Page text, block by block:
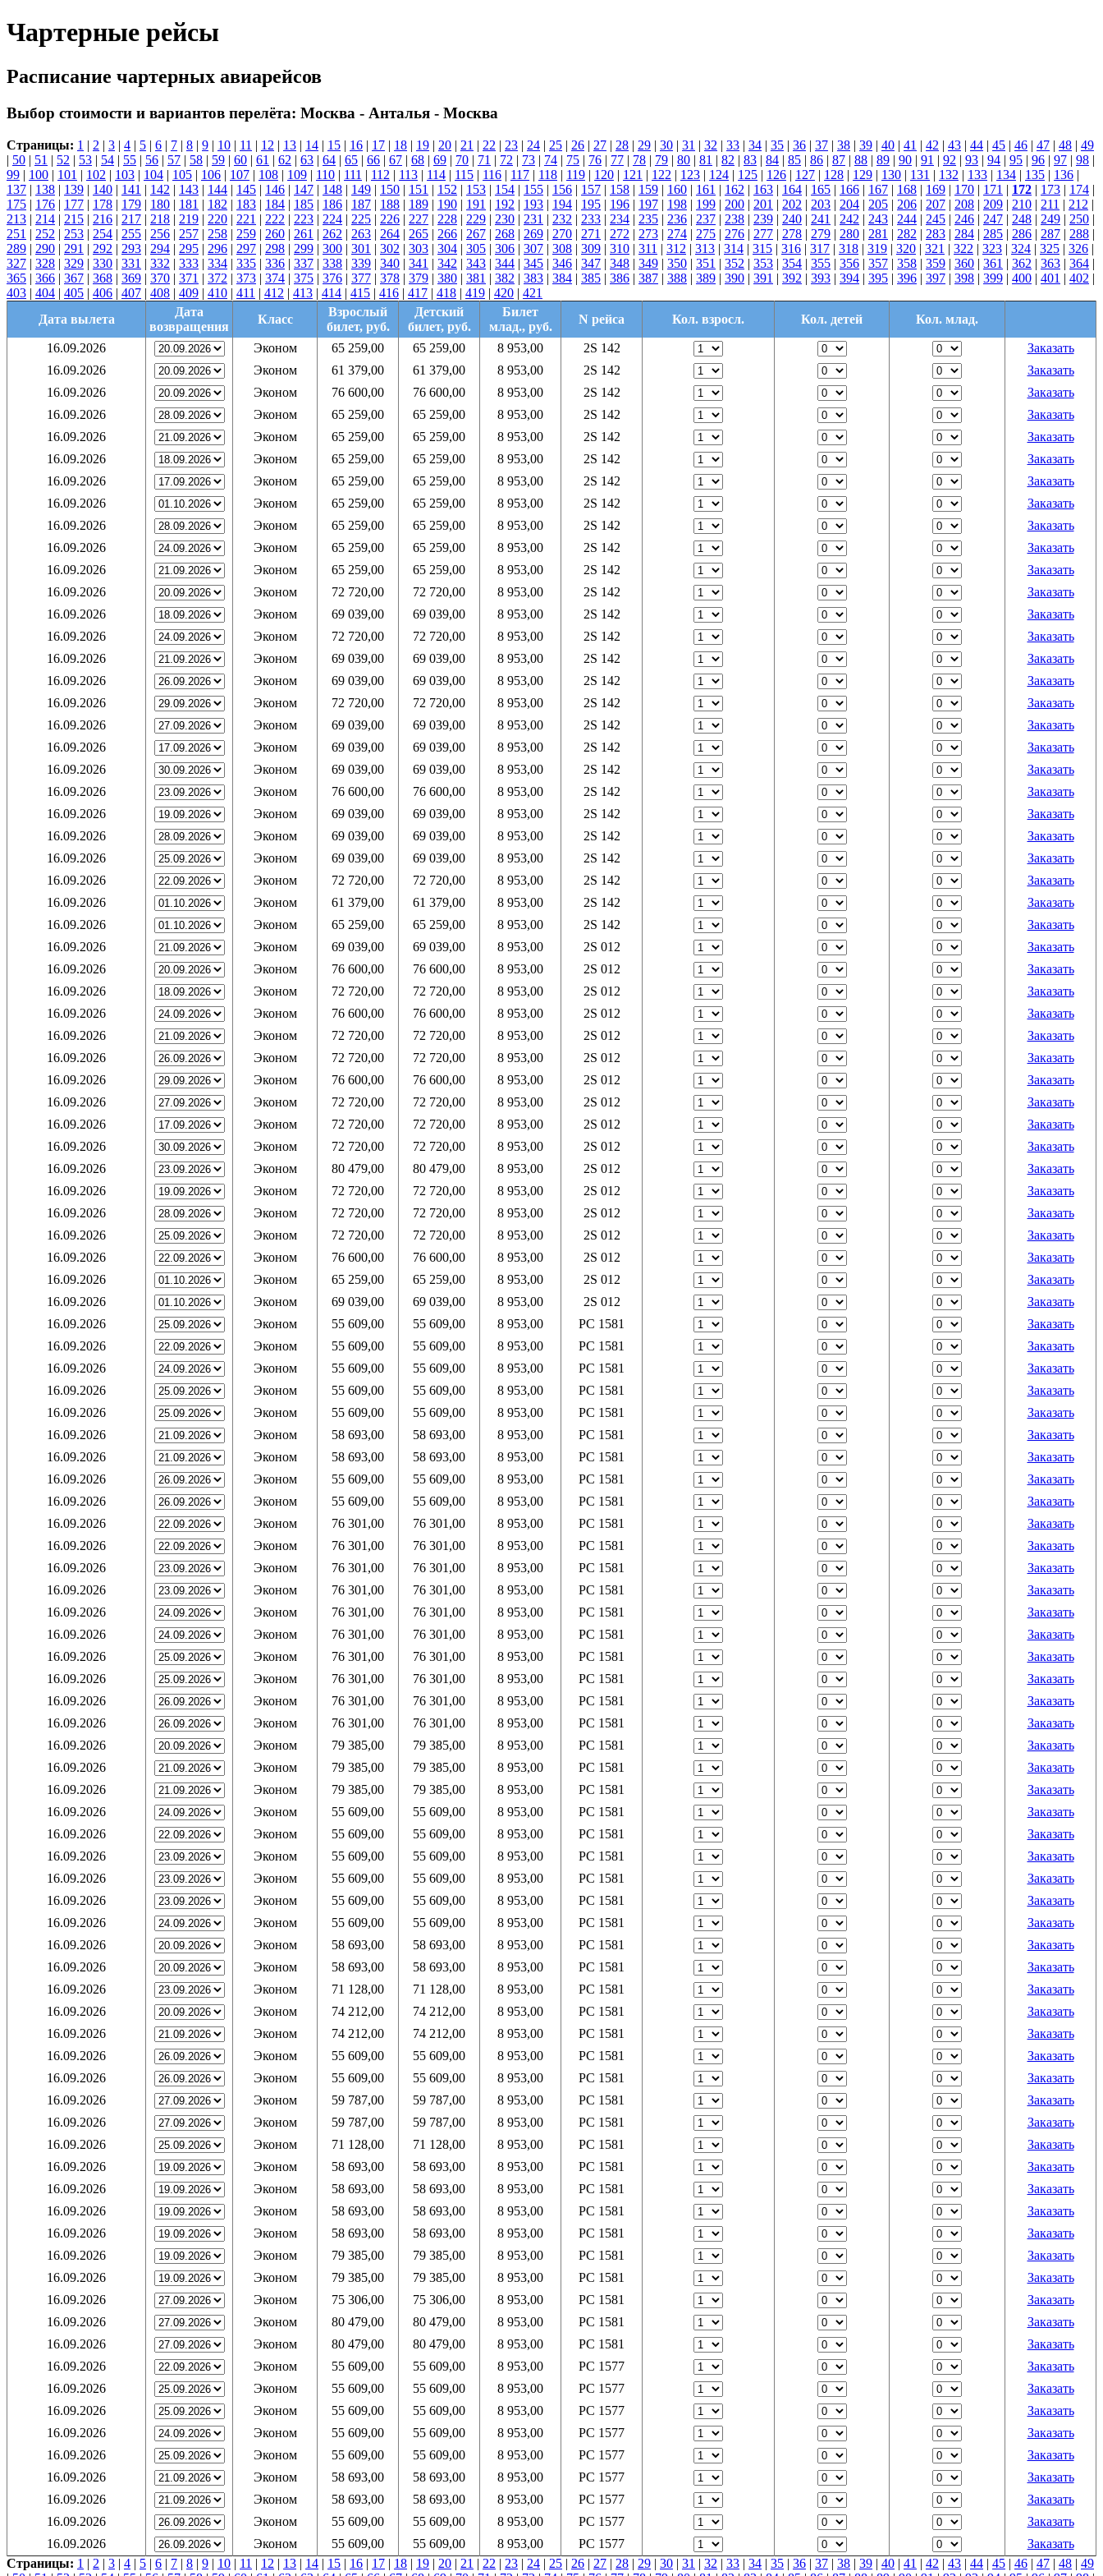
Чартерные рейсы
Расписание чартерных авиарейсов
Выбор стоимости и вариантов перелёта: Москва - Анталья - Москва
Страницы: 1 | 2 | 3 | 4 | 5 | 6 | 7 | 8 | 9 | 10 | 11 | 12 | 13 | 14 | 15 | 16 | 17 | 18 | 19 | 20 | 21 | 22 | 23 | 24 | 25 | 26 | 27 | 28 | 29 | 30 | 31 | 32 | 33 | 34 | 35 | 36 | 37 | 38 | 39 | 40 | 41 | 42 | 43 | 44 | 45 | 46 | 47 | 48 | 49
| 50 | 51 | 52 | 53 | 54 | 55 | 56 | 57 | 58 | 59 | 60 | 61 | 62 | 63 | 64 | 65 | 66 | 67 | 68 | 69 | 70 | 71 | 72 | 73 | 74 | 75 | 76 | 77 | 78 | 79 | 80 | 81 | 82 | 83 | 84 | 85 | 86 | 87 | 88 | 89 | 90 | 91 | 92 | 93 | 94 | 95 | 96 | 97 | 98 |
99 | 100 | 101 | 102 | 103 | 104 | 105 | 106 | 107 | 108 | 109 | 110 | 111 | 112 | 113 | 114 | 115 | 116 | 117 | 118 | 119 | 120 | 121 | 122 | 123 | 124 | 125 | 126 | 127 | 128 | 129 | 130 | 131 | 132 | 133 | 134 | 135 | 136 |
137 | 138 | 139 | 140 | 141 | 142 | 143 | 144 | 145 | 146 | 147 | 148 | 149 | 150 | 151 | 152 | 153 | 154 | 155 | 156 | 157 | 158 | 159 | 160 | 161 | 162 | 163 | 164 | 165 | 166 | 167 | 168 | 169 | 170 | 171 | 172 | 173 | 174 |
175 | 176 | 177 | 178 | 179 | 180 | 181 | 182 | 183 | 184 | 185 | 186 | 187 | 188 | 189 | 190 | 191 | 192 | 193 | 194 | 195 | 196 | 197 | 198 | 199 | 200 | 201 | 202 | 203 | 204 | 205 | 206 | 207 | 208 | 209 | 210 | 211 | 212 |
213 | 214 | 215 | 216 | 217 | 218 | 219 | 220 | 221 | 222 | 223 | 224 | 225 | 226 | 227 | 228 | 229 | 230 | 231 | 232 | 233 | 234 | 235 | 236 | 237 | 238 | 239 | 240 | 241 | 242 | 243 | 244 | 245 | 246 | 247 | 248 | 249 | 250 |
251 | 252 | 253 | 254 | 255 | 256 | 257 | 258 | 259 | 260 | 261 | 262 | 263 | 264 | 265 | 266 | 267 | 268 | 269 | 270 | 271 | 272 | 273 | 274 | 275 | 276 | 277 | 278 | 279 | 280 | 281 | 282 | 283 | 284 | 285 | 286 | 287 | 288 |
289 | 290 | 291 | 292 | 293 | 294 | 295 | 296 | 297 | 298 | 299 | 300 | 301 | 302 | 303 | 304 | 305 | 306 | 307 | 308 | 309 | 310 | 311 | 312 | 313 | 314 | 315 | 316 | 317 | 318 | 319 | 320 | 321 | 322 | 323 | 324 | 325 | 326 |
327 | 328 | 329 | 330 | 331 | 332 | 333 | 334 | 335 | 336 | 337 | 338 | 339 | 340 | 341 | 342 | 343 | 344 | 345 | 346 | 347 | 348 | 349 | 350 | 351 | 352 | 353 | 354 | 355 | 356 | 357 | 358 | 359 | 360 | 361 | 362 | 363 | 364 |
365 | 366 | 367 | 368 | 369 | 370 | 371 | 372 | 373 | 374 | 375 | 376 | 377 | 378 | 379 | 380 | 381 | 382 | 383 | 384 | 385 | 386 | 387 | 388 | 389 | 390 | 391 | 392 | 393 | 394 | 395 | 396 | 397 | 398 | 399 | 400 | 401 | 402 |
403 | 404 | 405 | 406 | 407 | 408 | 409 | 410 | 411 | 412 | 413 | 414 | 415 | 416 | 417 | 418 | 419 | 420 | 421
Дата вылета
Дата
возвращения
Класс
Взрослый
билет, руб.
Детский
билет, руб.
Билет
млад., руб.
N рейса Кол. взросл. Кол. детей Кол. млад.
16.09.2026 Эконом 65 259,00 65 259,00 8 953,00 2S 142
Заказать
16.09.2026
Эконом 61 379,00 61 379,00 8 953,00 2S 142
Заказать
16.09.2026
Эконом 76 600,00 76 600,00 8 953,00 2S 142
Заказать
16.09.2026
Эконом 65 259,00 65 259,00 8 953,00 2S 142
Заказать
16.09.2026
Эконом 65 259,00 65 259,00 8 953,00 2S 142
Заказать
16.09.2026
Эконом 65 259,00 65 259,00 8 953,00 2S 142
Заказать
16.09.2026
Эконом 65 259,00 65 259,00 8 953,00 2S 142
Заказать
16.09.2026
Эконом 65 259,00 65 259,00 8 953,00 2S 142
Заказать
16.09.2026
Эконом 65 259,00 65 259,00 8 953,00 2S 142
Заказать
16.09.2026
Эконом 65 259,00 65 259,00 8 953,00 2S 142
Заказать
16.09.2026
Эконом 65 259,00 65 259,00 8 953,00 2S 142
Заказать
16.09.2026
Эконом 72 720,00 72 720,00 8 953,00 2S 142
Заказать
16.09.2026
Эконом 69 039,00 69 039,00 8 953,00 2S 142
Заказать
16.09.2026
Эконом 72 720,00 72 720,00 8 953,00 2S 142
Заказать
16.09.2026
Эконом 69 039,00 69 039,00 8 953,00 2S 142
Заказать
16.09.2026
Эконом 69 039,00 69 039,00 8 953,00 2S 142
Заказать
16.09.2026
Эконом 72 720,00 72 720,00 8 953,00 2S 142
Заказать
16.09.2026
Эконом 69 039,00 69 039,00 8 953,00 2S 142
Заказать
16.09.2026
Эконом 69 039,00 69 039,00 8 953,00 2S 142
Заказать
16.09.2026
Эконом 69 039,00 69 039,00 8 953,00 2S 142
Заказать
16.09.2026
Эконом 76 600,00 76 600,00 8 953,00 2S 142
Заказать
16.09.2026
Эконом 69 039,00 69 039,00 8 953,00 2S 142
Заказать
16.09.2026
Эконом 69 039,00 69 039,00 8 953,00 2S 142
Заказать
16.09.2026
Эконом 69 039,00 69 039,00 8 953,00 2S 142
Заказать
16.09.2026
Эконом 72 720,00 72 720,00 8 953,00 2S 142
Заказать
16.09.2026
Эконом 61 379,00 61 379,00 8 953,00 2S 142
Заказать
16.09.2026
Эконом 65 259,00 65 259,00 8 953,00 2S 142
Заказать
16.09.2026
Эконом 69 039,00 69 039,00 8 953,00 2S 012
Заказать
16.09.2026
Эконом 76 600,00 76 600,00 8 953,00 2S 012
Заказать
16.09.2026
Эконом 72 720,00 72 720,00 8 953,00 2S 012
Заказать
16.09.2026
Эконом 76 600,00 76 600,00 8 953,00 2S 012
Заказать
16.09.2026
Эконом 72 720,00 72 720,00 8 953,00 2S 012
Заказать
16.09.2026
Эконом 72 720,00 72 720,00 8 953,00 2S 012
Заказать
16.09.2026
Эконом 76 600,00 76 600,00 8 953,00 2S 012
Заказать
16.09.2026
Эконом 72 720,00 72 720,00 8 953,00 2S 012
Заказать
16.09.2026
Эконом 72 720,00 72 720,00 8 953,00 2S 012
Заказать
16.09.2026
Эконом 72 720,00 72 720,00 8 953,00 2S 012
Заказать
16.09.2026
Эконом 80 479,00 80 479,00 8 953,00 2S 012
Заказать
16.09.2026
Эконом 72 720,00 72 720,00 8 953,00 2S 012
Заказать
16.09.2026
Эконом 72 720,00 72 720,00 8 953,00 2S 012
Заказать
16.09.2026
Эконом 72 720,00 72 720,00 8 953,00 2S 012
Заказать
16.09.2026
Эконом 76 600,00 76 600,00 8 953,00 2S 012
Заказать
16.09.2026
Эконом 65 259,00 65 259,00 8 953,00 2S 012
Заказать
16.09.2026
Эконом 69 039,00 69 039,00 8 953,00 2S 012
Заказать
16.09.2026
Эконом 55 609,00 55 609,00 8 953,00 PC 1581
Заказать
16.09.2026
Эконом 55 609,00 55 609,00 8 953,00 PC 1581
Заказать
16.09.2026
Эконом 55 609,00 55 609,00 8 953,00 PC 1581
Заказать
16.09.2026
Эконом 55 609,00 55 609,00 8 953,00 PC 1581
Заказать
16.09.2026
Эконом 55 609,00 55 609,00 8 953,00 PC 1581
Заказать
16.09.2026
Эконом 58 693,00 58 693,00 8 953,00 PC 1581
Заказать
16.09.2026
Эконом 58 693,00 58 693,00 8 953,00 PC 1581
Заказать
16.09.2026
Эконом 55 609,00 55 609,00 8 953,00 PC 1581
Заказать
16.09.2026
Эконом 55 609,00 55 609,00 8 953,00 PC 1581
Заказать
16.09.2026
Эконом 76 301,00 76 301,00 8 953,00 PC 1581
Заказать
16.09.2026
Эконом 76 301,00 76 301,00 8 953,00 PC 1581
Заказать
16.09.2026
Эконом 76 301,00 76 301,00 8 953,00 PC 1581
Заказать
16.09.2026
Эконом 76 301,00 76 301,00 8 953,00 PC 1581
Заказать
16.09.2026
Эконом 76 301,00 76 301,00 8 953,00 PC 1581
Заказать
16.09.2026
Эконом 76 301,00 76 301,00 8 953,00 PC 1581
Заказать
16.09.2026
Эконом 76 301,00 76 301,00 8 953,00 PC 1581
Заказать
16.09.2026
Эконом 76 301,00 76 301,00 8 953,00 PC 1581
Заказать
16.09.2026
Эконом 76 301,00 76 301,00 8 953,00 PC 1581
Заказать
16.09.2026
Эконом 76 301,00 76 301,00 8 953,00 PC 1581
Заказать
16.09.2026
Эконом 79 385,00 79 385,00 8 953,00 PC 1581
Заказать
16.09.2026
Эконом 79 385,00 79 385,00 8 953,00 PC 1581
Заказать
16.09.2026
Эконом 79 385,00 79 385,00 8 953,00 PC 1581
Заказать
16.09.2026
Эконом 55 609,00 55 609,00 8 953,00 PC 1581
Заказать
16.09.2026
Эконом 55 609,00 55 609,00 8 953,00 PC 1581
Заказать
16.09.2026
Эконом 55 609,00 55 609,00 8 953,00 PC 1581
Заказать
16.09.2026
Эконом 55 609,00 55 609,00 8 953,00 PC 1581
Заказать
16.09.2026
Эконом 55 609,00 55 609,00 8 953,00 PC 1581
Заказать
16.09.2026
Эконом 55 609,00 55 609,00 8 953,00 PC 1581
Заказать
16.09.2026
Эконом 58 693,00 58 693,00 8 953,00 PC 1581
Заказать
16.09.2026
Эконом 58 693,00 58 693,00 8 953,00 PC 1581
Заказать
16.09.2026
Эконом 71 128,00 71 128,00 8 953,00 PC 1581
Заказать
16.09.2026
Эконом 74 212,00 74 212,00 8 953,00 PC 1581
Заказать
16.09.2026
Эконом 74 212,00 74 212,00 8 953,00 PC 1581
Заказать
16.09.2026
Эконом 55 609,00 55 609,00 8 953,00 PC 1581
Заказать
16.09.2026
Эконом 55 609,00 55 609,00 8 953,00 PC 1581
Заказать
16.09.2026
Эконом 59 787,00 59 787,00 8 953,00 PC 1581
Заказать
16.09.2026
Эконом 59 787,00 59 787,00 8 953,00 PC 1581
Заказать
16.09.2026
Эконом 71 128,00 71 128,00 8 953,00 PC 1581
Заказать
16.09.2026
Эконом 58 693,00 58 693,00 8 953,00 PC 1581
Заказать
16.09.2026
Эконом 58 693,00 58 693,00 8 953,00 PC 1581
Заказать
16.09.2026
Эконом 58 693,00 58 693,00 8 953,00 PC 1581
Заказать
16.09.2026
Эконом 58 693,00 58 693,00 8 953,00 PC 1581
Заказать
16.09.2026
Эконом 79 385,00 79 385,00 8 953,00 PC 1581
Заказать
16.09.2026
Эконом 79 385,00 79 385,00 8 953,00 PC 1581
Заказать
16.09.2026
Эконом 75 306,00 75 306,00 8 953,00 PC 1581
Заказать
16.09.2026
Эконом 80 479,00 80 479,00 8 953,00 PC 1581
Заказать
16.09.2026
Эконом 80 479,00 80 479,00 8 953,00 PC 1581
Заказать
16.09.2026
Эконом 55 609,00 55 609,00 8 953,00 PC 1577
Заказать
16.09.2026
Эконом 55 609,00 55 609,00 8 953,00 PC 1577
Заказать
16.09.2026
Эконом 55 609,00 55 609,00 8 953,00 PC 1577
Заказать
16.09.2026
Эконом 55 609,00 55 609,00 8 953,00 PC 1577
Заказать
16.09.2026
Эконом 55 609,00 55 609,00 8 953,00 PC 1577
Заказать
16.09.2026
Эконом 58 693,00 58 693,00 8 953,00 PC 1577
Заказать
16.09.2026
Эконом 58 693,00 58 693,00 8 953,00 PC 1577
Заказать
16.09.2026
Эконом 55 609,00 55 609,00 8 953,00 PC 1577
Заказать
16.09.2026
Эконом 55 609,00 55 609,00 8 953,00 PC 1577
Заказать
Страницы: 1 | 2 | 3 | 4 | 5 | 6 | 7 | 8 | 9 | 10 | 11 | 12 | 13 | 14 | 15 | 16 | 17 | 18 | 19 | 20 | 21 | 22 | 23 | 24 | 25 | 26 | 27 | 28 | 29 | 30 | 31 | 32 | 33 | 34 | 35 | 36 | 37 | 38 | 39 | 40 | 41 | 42 | 43 | 44 | 45 | 46 | 47 | 48 | 49